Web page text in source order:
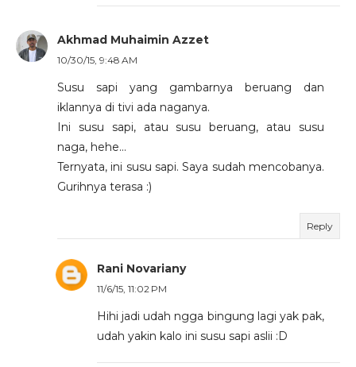
Akhmad Muhaimin Azzet
10/30/15, 9:48 AM
Susu sapi yang gambarnya beruang dan
iklannya di tivi ada naganya.
Ini susu sapi, atau susu beruang, atau susu
naga, hehe...
Ternyata, ini susu sapi. Saya sudah mencobanya.
Gurihnya terasa :)
Reply
Rani Novariany
11/6/15, 11:02 PM
Hihi jadi udah ngga bingung lagi yak pak,
udah yakin kalo ini susu sapi aslii :D